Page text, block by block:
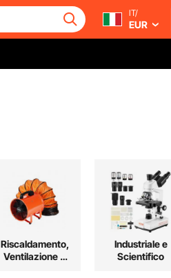
IT/
EUR
Riscaldamento,
Ventilazione e
Industriale e
Scientifico